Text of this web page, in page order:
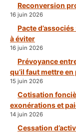
Reconversion
16 juin 2026
Pacte
à éviter
16 juin 2026
Prévoyance
qu’il faut mettre en
15 juin 2026
Cotisation
exonérations et
14 juin 2026
Cessation